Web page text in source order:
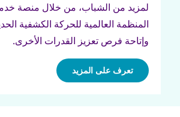
لمزيد من الشباب، من خلال منصة
المنظمة العالمية للحركة الكشفية
وإتاحة فرص تعزيز القدرات الأخرى.
تعرف على المزيد